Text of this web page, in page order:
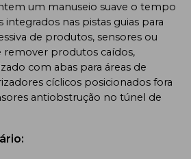
um manuseio suave o tempo
nas pistas guias para
de produtos, sensores ou
remover produtos caídos,
com abas para áreas de
cíclicos posicionados fora
antiobstrução no túnel de